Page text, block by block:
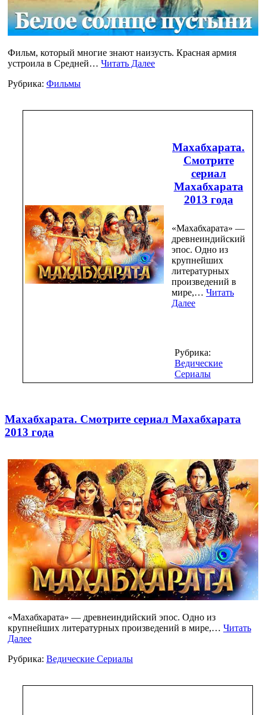
Фильм, который многие знают наизусть. Красная армия
устроила в Средней… Читать Далее
Рубрика: Фильмы
Махабхарата.
Смотрите
сериал
Махабхарата
2013 года
«Махабхарата» —
древнеиндийский
эпос. Одно из
крупнейших
литературных
произведений в
мире,… Читать
Далее
Рубрика:
Ведические
Сериалы
Махабхарата. Смотрите сериал Махабхарата
2013 года
«Махабхарата» — древнеиндийский эпос. Одно из
крупнейших литературных произведений в мире,… Читать
Далее
Рубрика: Ведические Сериалы